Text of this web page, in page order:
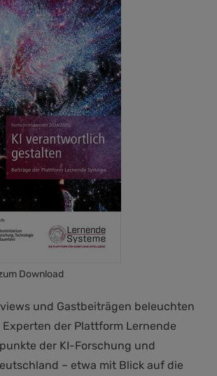
Download
und Gastbeiträgen beleuchten
der Plattform Lernende
der KI-Forschung und
– etwa mit Blick auf die